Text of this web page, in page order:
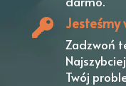
Jesteśmy
Zadzwoń
Twój